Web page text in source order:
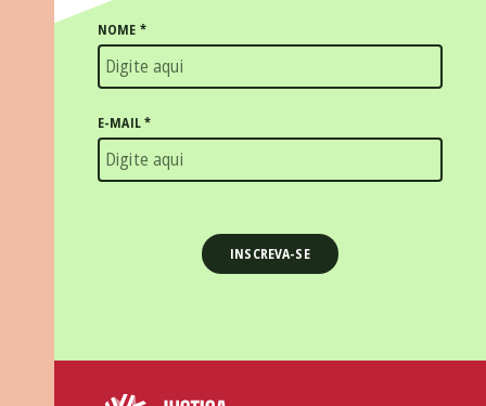
NOME *
E-MAIL*